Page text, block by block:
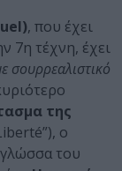
, που έχει
7η τέχνη, έχει
σουρρεαλιστικό
της
ο
του